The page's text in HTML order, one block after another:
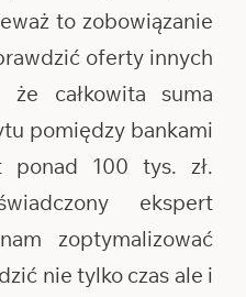
to zobowiązanie
oferty innych
że całkowita suma
pomiędzy bankami
ponad 100 tys. zł.
ekspert
zoptymalizować
nie tylko czas ale i